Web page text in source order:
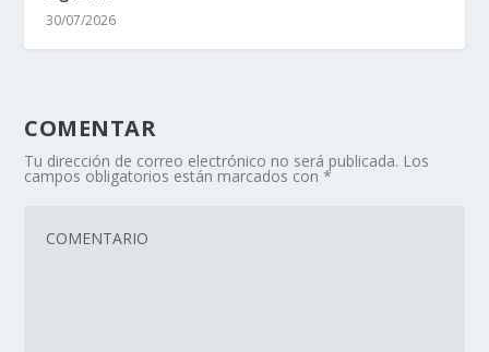
30/07/2026
COMENTAR
Tu dirección de correo electrónico no será publicada. Los
campos obligatorios están marcados con*